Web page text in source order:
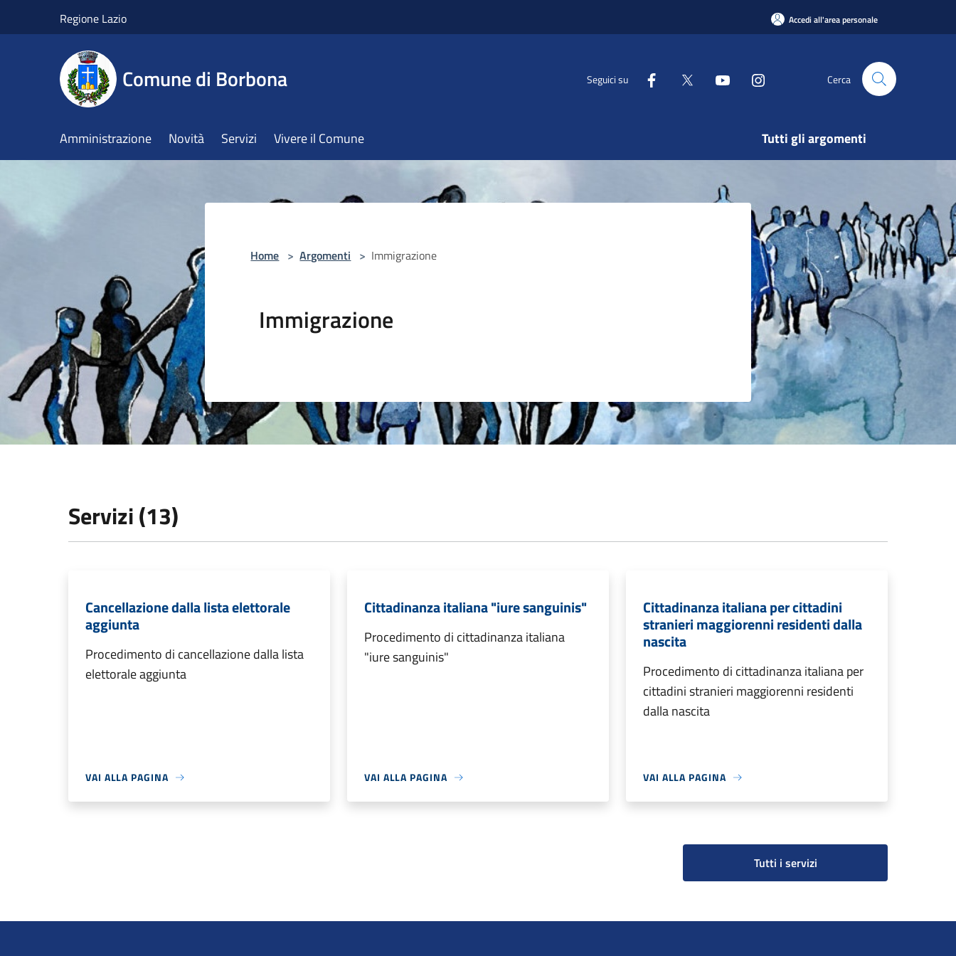
Regione Lazio Accedi all'area personale
Comune di Borbona Seguici su Cerca
Amministrazione Novità Servizi Vivere il Comune Tutti gli argomenti
Home > Argomenti > Immigrazione
Immigrazione
Servizi (13)
Cancellazione dalla lista elettorale
aggiunta
Procedimento di cancellazione dalla lista
elettorale aggiunta
VAI ALLA PAGINA
Cittadinanza italiana "iure sanguinis"
Procedimento di cittadinanza italiana
"iure sanguinis"
VAI ALLA PAGINA
Cittadinanza italiana per cittadini
stranieri maggiorenni residenti dalla
nascita
Procedimento di cittadinanza italiana per
cittadini stranieri maggiorenni residenti
dalla nascita
VAI ALLA PAGINA
Tutti i servizi